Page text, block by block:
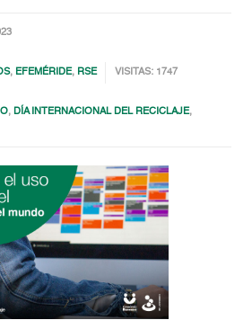
, EFEMÉRIDE, RSE VISITAS: 1747
,DÍA INTERNACIONAL DEL RECICLAJE,